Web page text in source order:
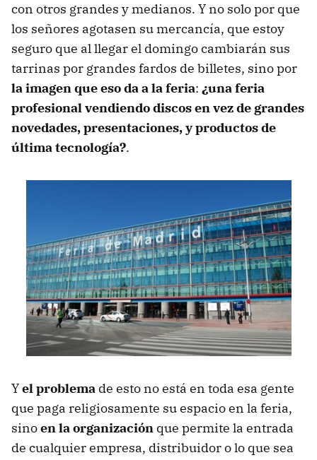
con otros grandes y medianos. Y no solo por que
los señores agotasen su mercancía, que estoy
seguro que al llegar el domingo cambiarán sus
tarrinas por grandes fardos de billetes, sino por
la imagen que eso da a la feria: ¿una feria
profesional vendiendo discos en vez de grandes
novedades, presentaciones, y productos de
última tecnología?.
Yel problema de esto no está en toda esa gente
que paga religiosamente su espacio en la feria,
sinoen la organización que permite la entrada
de cualquier empresa, distribuidor o lo que sea